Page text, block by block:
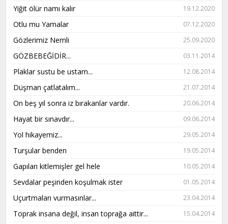
Yiğit ölür namı kalır 19.12.2020
Otlu mu Yamalar 07.12.2020
Gözlerimiz Nemli 25.09.2020
GÖZBEBEĞİDİR... 03.11.2014
Plaklar sustu be ustam... 12.08.2014
Düşman çatlatalım... 21.07.2014
On beş yıl sonra iz bırakanlar vardır. 20.06.2014
Hayat bir sınavdır... 09.06.2014
Yol hikayemiz... 29.05.2014
Turşular benden 19.05.2014
Gapıları kitlemişler gel hele 10.05.2014
Sevdalar peşinden koşulmak ister 01.05.2014
Uçurtmaları vurmasınlar... 23.04.2014
Toprak insana değil, insan toprağa aittir... 15.04.2014